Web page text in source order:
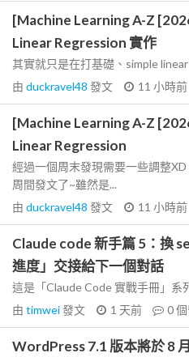
[Machine Learning A-Z
Linear Regression 實作
其實就只是在打基礎、simple
由 duckravel48 發文 11 小時前
[Machine Learning A-Z
Linear Regression
經過一個周末發現需要一些調整
周間發文了~雖然是...
由 duckravel48 發文 11 小時前
Claude code 新手篇 5：換
進度」交接給下一個對話
這是「Claude Code 實戰手冊」系
由 timwei發文 1 天前 0
WordPress 7.1 版本將於 8